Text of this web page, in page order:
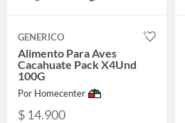
GENERICO
Alimento Para Aves
Cacahuate Pack X4Und
100G
Por Homecenter
$ 14.900